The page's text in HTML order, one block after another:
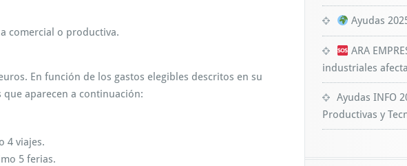
comercial o productiva.
En función de los gastos elegibles descritos en su
aparecen a continuación:
4 viajes.
5 ferias.
Ayudas
ARA
industriales
Ayudas INFO
Productivas y